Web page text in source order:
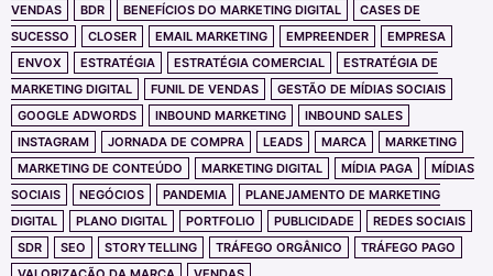
VENDAS
BDR BENEFÍCIOS DO MARKETING DIGITAL
CASES DE
SUCESSO
CLOSER EMAIL MARKETING EMPREENDER
EMPRESA
ENVOX
ESTRATÉGIA ESTRATÉGIA COMERCIAL
ESTRATÉGIA DE
MARKETING DIGITAL
FUNIL DE VENDAS
GESTÃO DE MÍDIAS SOCIAIS
GOOGLE ADWORDS
INBOUND MARKETING
INBOUND SALES
INSTAGRAM
JORNADA DE COMPRA LEADS MARCA
MARKETING
MARKETING DE CONTEÚDO
MARKETING DIGITAL MÍDIA PAGA
MÍDIAS
SOCIAIS
NEGÓCIOS PANDEMIA
PLANEJAMENTO DE MARKETING
DIGITAL
PLANO DIGITAL PORTFOLIO PUBLICIDADE
REDES SOCIAIS
SDR
SEO STORYTELLING TRÁFEGO ORGÂNICO
TRÁFEGO PAGO